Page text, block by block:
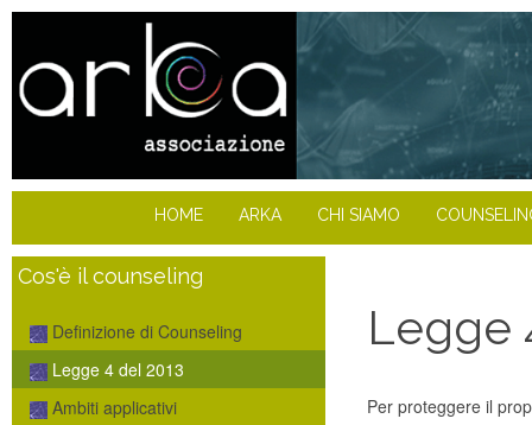
HOME ARKA CHI SIAMO
Legge
Per proteggere il
Cos'è il counseling
Definizione di Counseling
Legge 4 del 2013
Ambiti applicativi